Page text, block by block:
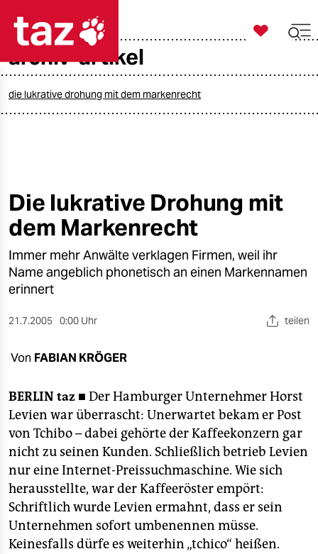
taz zahl ich
öko
gesellschaft
kultur
sport
berlin
nord
verlag
verlag
veranstaltungen
shop
fragen & hilfe

taz zahl ich
archiv-artikel
die lukrative drohung mit dem markenrecht
Die lukrative Drohung mit
dem Markenrecht
Immer mehr Anwälte verklagen Firmen, weil ihr
Name angeblich phonetisch an einen Markennamen
erinnert
21.7.2005 0:00 Uhr teilen
Von FABIAN KRÖGER
BERLIN taz ■ Der Hamburger Unternehmer Horst
Levien war überrascht: Unerwartet bekam er Post
von Tchibo – dabei gehörte der Kaffeekonzern gar
nicht zu seinen Kunden. Schließlich betrieb Levien
nur eine Internet-Preissuchmaschine. Wie sich
herausstellte, war der Kaffeeröster empört:
Schriftlich wurde Levien ermahnt, dass er sein
Unternehmen sofort umbenennen müsse.
Keinesfalls dürfe es weiterhin „tchico“ heißen.